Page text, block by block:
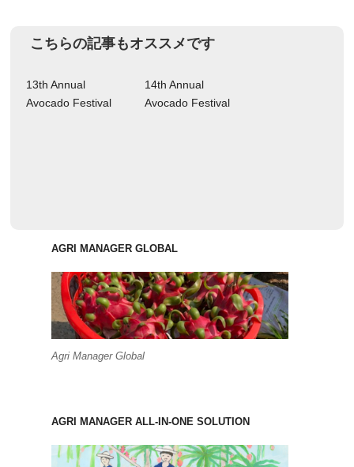
こちらの記事もオススメです
13th Annual
Avocado Festival
14th Annual
Avocado Festival
AGRI MANAGER GLOBAL
Agri Manager Global
AGRI MANAGER ALL-IN-ONE SOLUTION